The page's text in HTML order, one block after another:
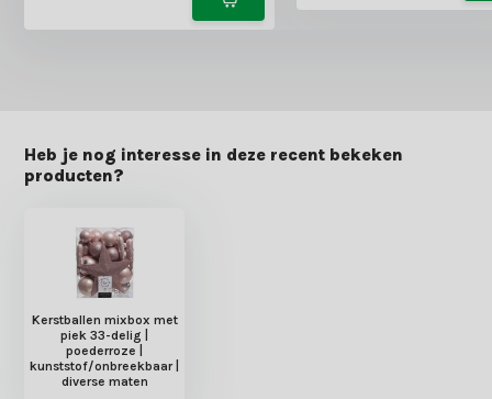
Heb je nog interesse in deze recent bekeken
producten?
Kerstballen mixbox met
piek 33-delig |
poederroze |
kunststof/onbreekbaar |
diverse maten